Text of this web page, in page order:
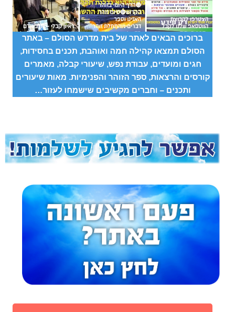
החיפוש, חבל אתה זה
לא.
תובנות בתלמוד עשר
הספירות! לחצו כאן
מוזמנים להצטרף לסבב
#4 בדף היומי בתלמוד
עשר הספירות!
ברוכים הבאים לאתר של בית מדרש הסולם – באתר
הסולם תמצאו קהילה חמה ואוהבת, תכנים בחסידות,
חגים ומועדים, עבודת נפש,שיעורי קבלה, מאמרים
קורסים והרצאות,ספר הזוהר והפנימיות. מאות שיעורים
ותכנים – וחברים מקשיבים שישמחו לעזור…